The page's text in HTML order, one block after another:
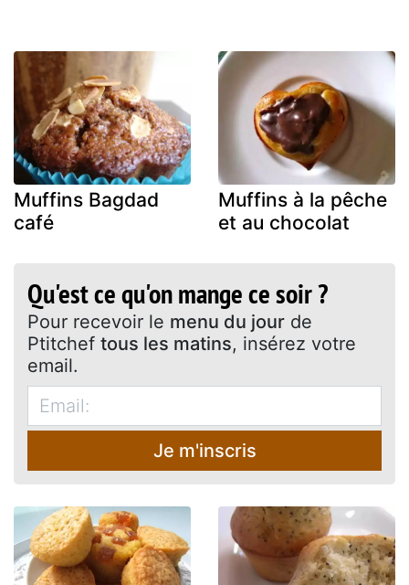
Muffins Bagdad
café
Muffins à la pêche
et au chocolat
Qu'est ce qu'on mange ce soir ?
Pour recevoir le menu du jour de
Ptitchef tous les matins, insérez votre
email.
Je m'inscris